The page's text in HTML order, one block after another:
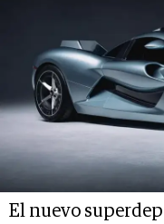
El nuevo